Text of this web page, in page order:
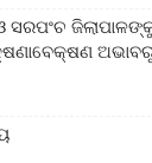
ଜିଲାପାଳଙ୍କୁ